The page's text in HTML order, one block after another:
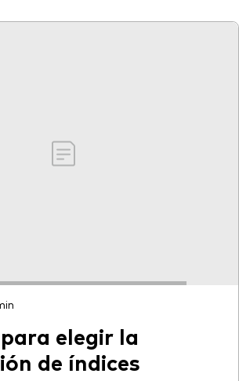
elegir la
de índices